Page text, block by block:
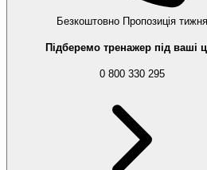
Безкоштовно Пропозиція тижня
Підберемо тренажер під ваші
0 800 330 295